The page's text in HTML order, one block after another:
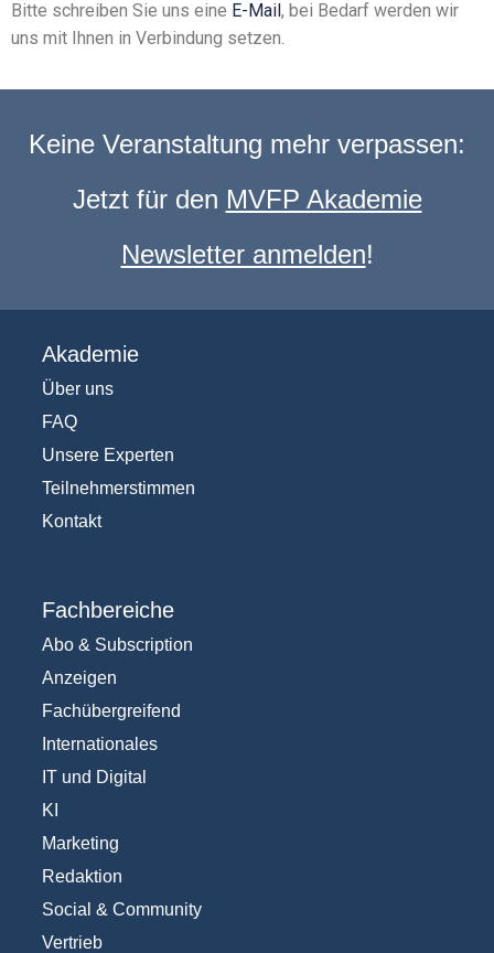
Bitte schreiben Sie uns eine E-Mail, bei Bedarf werden wir
uns mit Ihnen in Verbindung setzen.
Keine Veranstaltung mehr verpassen:
Jetzt für den MVFP Akademie
Newsletter anmelden!
Akademie
Über uns
FAQ
Unsere Experten
Teilnehmerstimmen
Kontakt
Fachbereiche
Abo & Subscription
Anzeigen
Fachübergreifend
Internationales
IT und Digital
KI
Marketing
Redaktion
Social & Community
Vertrieb